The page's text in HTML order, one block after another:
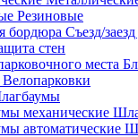
Резиновые
Съезд/
стен
Велопарковки